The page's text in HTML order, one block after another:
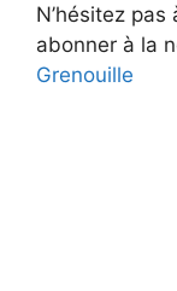
N’hésitez
abonner à la
Grenouille